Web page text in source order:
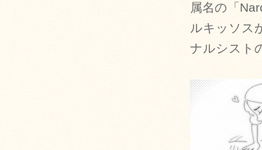
属名の「
ルキッソス
ナルシスト